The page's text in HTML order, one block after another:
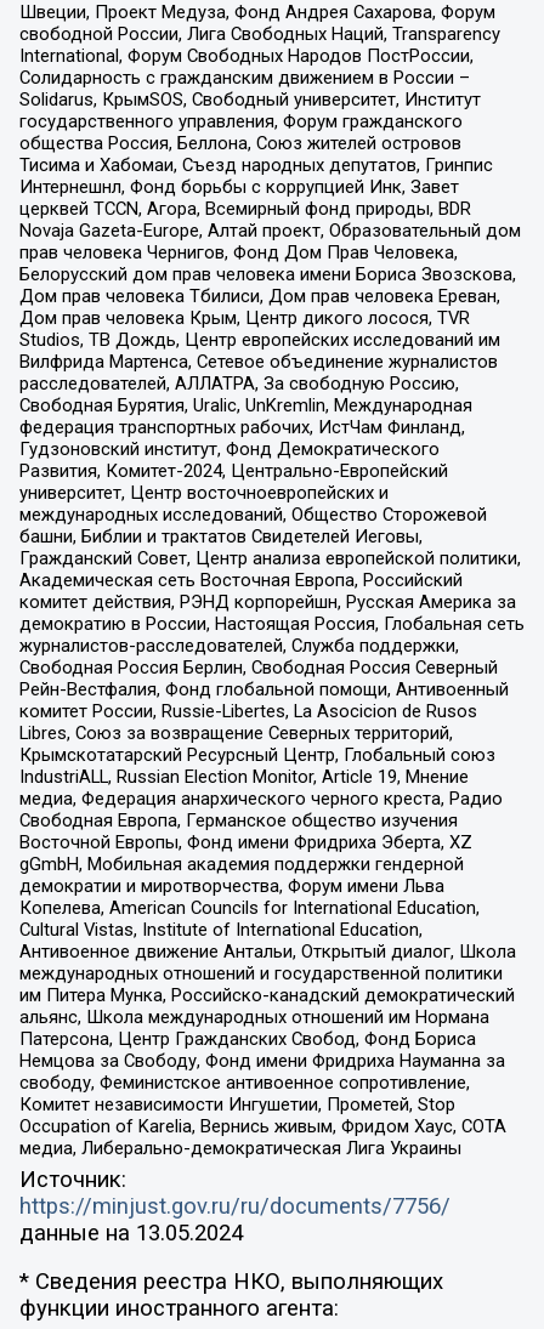
Швеции, Проект Медуза, Фонд Андрея Сахарова, Форум
свободной России, Лига Свободных Наций, Transparеncy
International, Форум Свободных Народов ПостРоссии,
Солидарность с гражданским движением в России –
Solidarus, КрымSOS, Свободный университет, Институт
государственного управления, Форум гражданского
общества Россия, Беллона, Союз жителей островов
Тисима и Хабомаи, Съезд народных депутатов, Гринпис
Интернешнл, Фонд борьбы с коррупцией Инк, Завет
церквей TCCN, Агора, Всемирный фонд природы, BDR
Novaja Gazeta-Europe, Алтай проект, Образовательный дом
прав человека Чернигов, Фонд Дом Прав Человека,
Белорусский дом прав человека имени Бориса Звозскова,
Дом прав человека Тбилиси, Дом прав человека Ереван,
Дом прав человека Крым, Центр дикого лосося, TVR
Studios, ТВ Дождь, Центр европейских исследований им
Вилфрида Мартенса, Сетевое объединение журналистов
расследователей, АЛЛАТРА, За свободную Россию,
Свободная Бурятия, Uralic, UnKremlin, Международная
федерация транспортных рабочих, ИстЧам Финланд,
Гудзоновский институт, Фонд Демократического
Развития, Комитет-2024, Центрально-Европейский
университет, Центр восточноевропейских и
международных исследований, Общество Сторожевой
башни, Библии и трактатов Свидетелей Иеговы,
Гражданский Совет, Центр анализа европейской политики,
Академическая сеть Восточная Европа, Российский
комитет действия, РЭНД корпорейшн, Русская Америка за
демократию в России, Настоящая Россия, Глобальная сеть
журналистов-расследователей, Служба поддержки,
Свободная Россия Берлин, Свободная Россия Северный
Рейн-Вестфалия, Фонд глобальной помощи, Антивоенный
комитет России, Russie-Libertes, La Asocicion de Rusos
Libres, Союз за возвращение Северных территорий,
Крымскотатарский Ресурсный Центр, Глобальный союз
IndustriALL, Russian Election Monitor, Article 19, Мнение
медиа, Федерация анархического черного креста, Радио
Свободная Европа, Германское общество изучения
Восточной Европы, Фонд имени Фридриха Эберта, XZ
gGmbH, Мобильная академия поддержки гендерной
демократии и миротворчества, Форум имени Льва
Копелева, American Councils for International Education,
Cultural Vistas, Institute of International Education,
Антивоенное движение Антальи, Открытый диалог, Школа
международных отношений и государственной политики
им Питера Мунка, Российско-канадский демократический
альянс, Школа международных отношений им Нормана
Патерсона, Центр Гражданских Свобод, Фонд Бориса
Немцова за Свободу, Фонд имени Фридриха Науманна за
свободу, Феминистское антивоенное сопротивление,
Комитет независимости Ингушетии, Прометей, Stop
Occupation of Karelia, Вернись живым, Фридом Хаус, СОТА
медиа, Либерально-демократическая Лига Украины
Источник:
https://minjust.gov.ru/ru/documents/7756/
данные на 13.05.2024
* Сведения реестра НКО, выполняющих
функции иностранного агента: